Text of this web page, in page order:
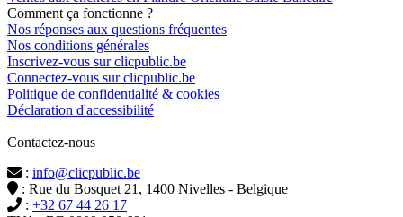
Comment ça fonctionne ?
Nos réponses aux questions fréquentes
Nos conditions générales
Inscrivez-vous sur clicpublic.be
Connectez-vous sur clicpublic.be
Politique de confidentialité & cookies
Déclaration d'accessibilité
Contactez-nous
: info@clicpublic.be
: Rue du Bosquet 21, 1400 Nivelles - Belgique
: +32 67 44 26 17